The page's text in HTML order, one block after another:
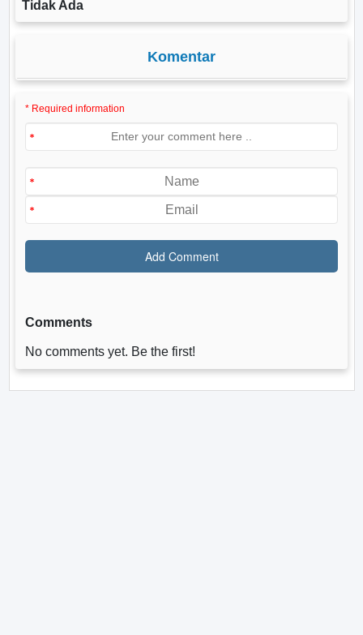
Tidak Ada
Komentar
* Required information
Comments
No comments yet. Be the first!